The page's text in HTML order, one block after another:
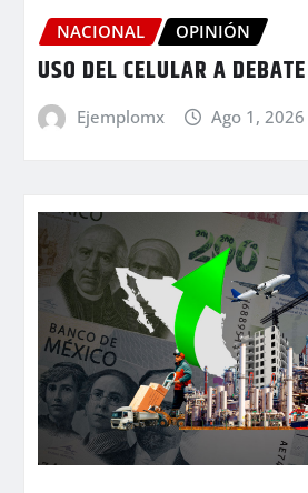
NACIONAL OPINIÓN
USO DEL CELULAR A
Ejemplomx Ago 1, 2026